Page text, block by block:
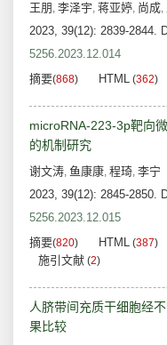
王朋 , 李泽宇, 蒋亚婷, 尚成,
2023, 39(12): 2839-2844.
5256.2023.12.014
摘要(868) HTML (362)
microRNA-223-3p靶向
的机制研究
谢文涛, 鱼康康, 程琦, 李宁
2023, 39(12): 2845-2850.
5256.2023.12.015
摘要(820) HTML (387)
施引文献 (2)
人脐带间充质干细胞经
果比较